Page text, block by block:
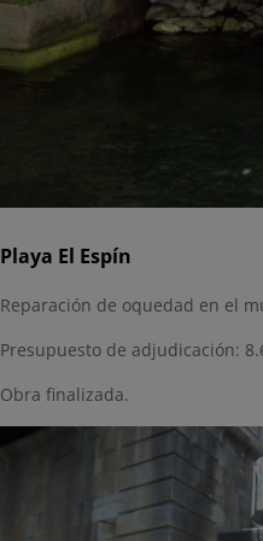
Playa El Espín
Reparación de oquedad en el
Presupuesto de adjudicación:
Obra finalizada.